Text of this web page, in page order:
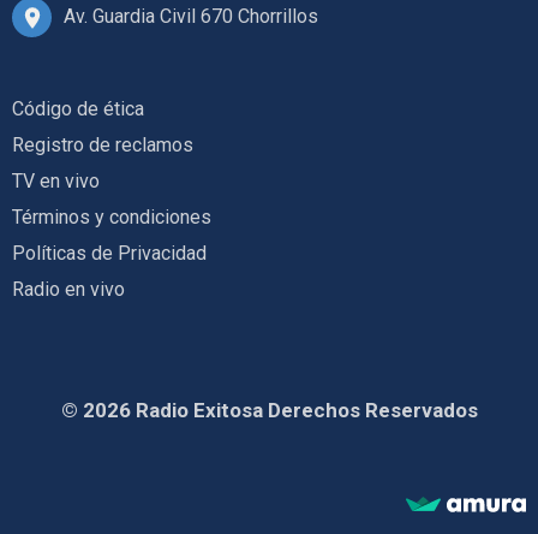
Av. Guardia Civil 670 Chorrillos
Código de ética
Registro de reclamos
TV en vivo
Términos y condiciones
Políticas de Privacidad
Radio en vivo
© 2026 Radio Exitosa Derechos Reservados